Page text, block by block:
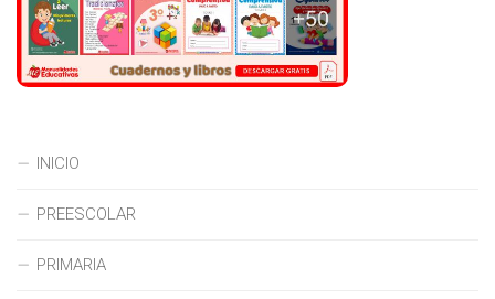
INICIO
PREESCOLAR
PRIMARIA